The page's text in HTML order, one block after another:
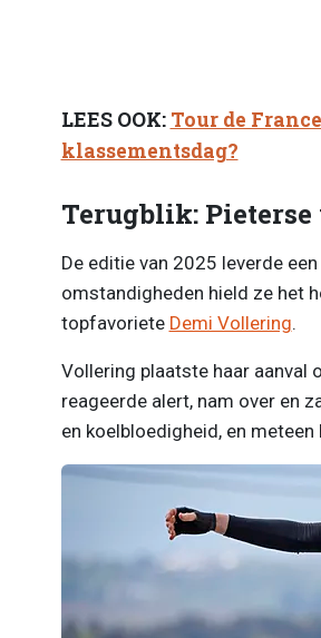
LEES OOK: Tour de
klassementsdag?
Terugblik:
De editie van 2025 leverde
omstandigheden hield ze het
topfavoriete Demi Vollering.
Vollering plaatste haar aanval
reageerde alert, nam over en
en koelbloedigheid, en